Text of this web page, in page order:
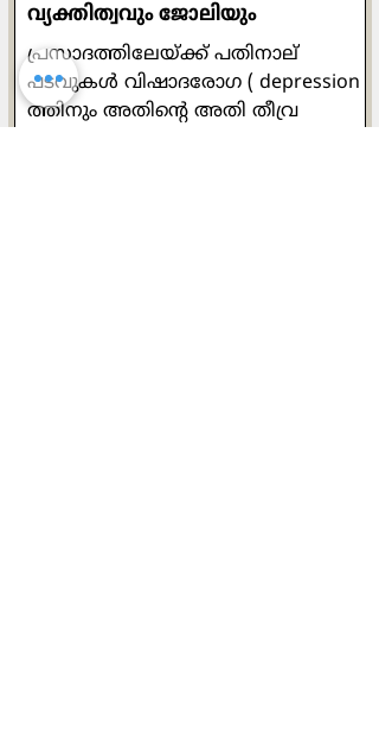
വ്യക്തിത്വവും ജോലിയും
പ്രസാദത്തിലേയ്ക്ക് പതിനാല്
പടവുകള്‍ വിഷാദരോഗ ( depression )
ത്തിനും അതിന്‍റെ അതി തീവ്ര